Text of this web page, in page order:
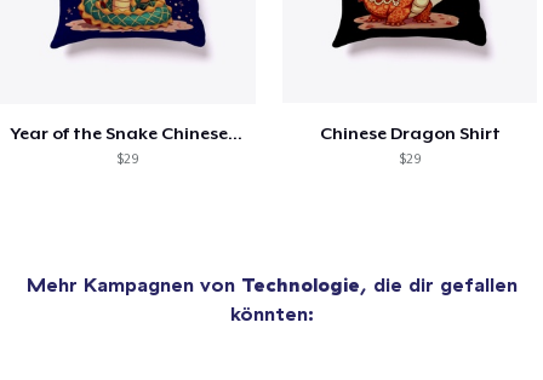
Year of the Snake Chinese New Year
$29
Chinese Dragon Shirt
$29
Mehr Kampagnen von Technologie, die dir gefallen
könnten: